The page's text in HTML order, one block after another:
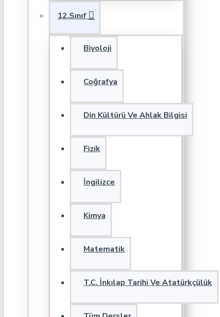
12.Sınıf
Biyoloji
Coğrafya
Din Kültürü Ve Ahlak Bilgisi
Fizik
İngilizce
Kimya
Matematik
T.C. İnkılap Tarihi Ve Atatürkçülük